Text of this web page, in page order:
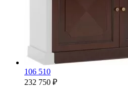
106 510
232 750 ₽